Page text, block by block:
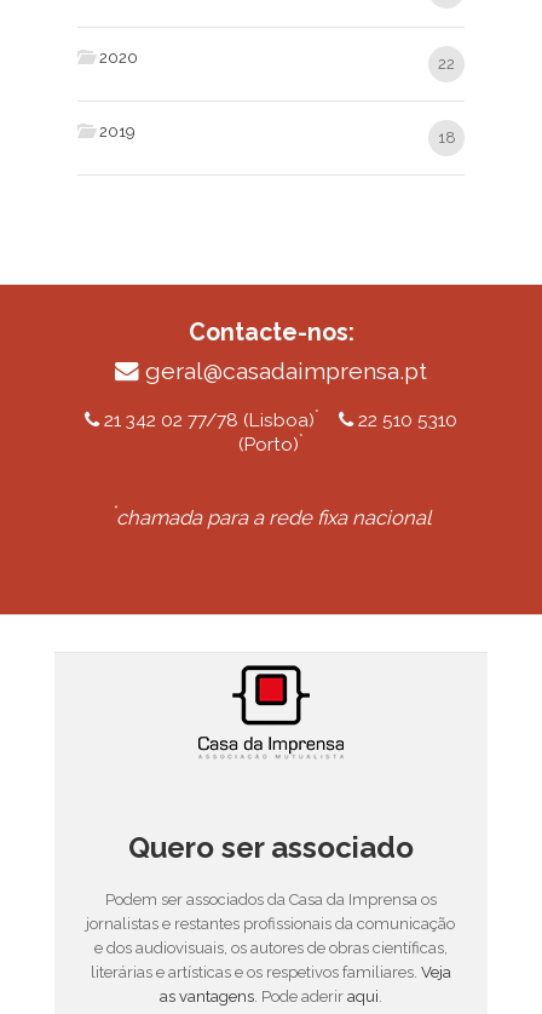
2020 22
2019 18
Contacte-nos:
geral@casadaimprensa.pt
21 342 02 77/78 (Lisboa)*
22 510 5310
(Porto)*
*chamada para a rede fixa nacional
Quero ser associado
Podem ser associados da Casa da Imprensa os
jornalistas e restantes profissionais da comunicação
e dos audiovisuais, os autores de obras científicas,
literárias e artísticas e os respetivos familiares. Veja
as vantagens. Pode aderir aqui